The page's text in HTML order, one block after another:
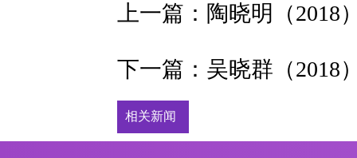
上一篇： 陶晓明（2018
下一篇： 吴晓群（2018
相关新闻